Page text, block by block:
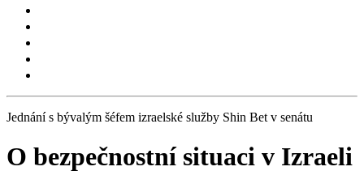
Jednání s bývalým šéfem izraelské služby Shin Bet v senátu
O bezpečnostní situaci v Izraeli